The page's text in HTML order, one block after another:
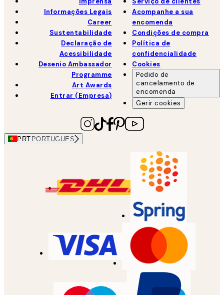
Informações Legais
Career
Sustentabilidade
Declaração de
Acessibilidade
Desenio Ambassador
Programme
Art Awards
Entrar (Empresa)
Acompanhe a sua
encomenda
Condições de compra
Política de
confidencialidade
Cookies
Pedido de
cancelamento de
encomenda
Gerir cookies
PRT PORTUGUES